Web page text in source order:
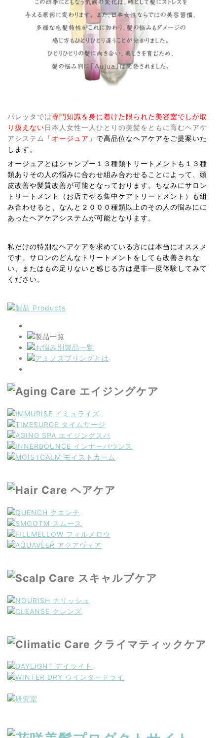
バレッタでは専門知識を身に着けた限られた美容室でしか取
り扱えない日本人女性一人ひとりの美髪をともに育むヘアケ
アシステム
「オージュア」 で高品位なヘアケアをご提案いた
します。
オージュアとはシャンプー１３種類トリートメントも１３種
類ありその人の悩みに合わせ組み合わせることによって、頭
皮改善や髪質改善が可能となっております。ちなみにサロン
トリートメント（お店でやる集中ケアトリートメント）も組
み合わせると、なんと２０００種類以上のその人の悩みにに
あったヘアケアシステムが可能となります。
私だけの特別なヘアケアを求めている方には本当にオススメ
です。サロンのどんなトリートメントをしても改善されな
い、またはもの足りないと感じる方は是非一度体験してみて
ください。